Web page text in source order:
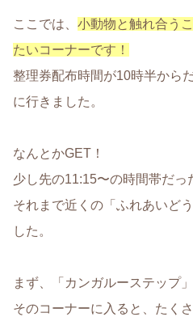
ここでは、 小動物と触れ合う
たいコーナーです！
整理券配布時間が10時半から
に行きました。
なんとかGET！
少し先の11:15〜の時間帯だっ
それまで近くの「ふれあいど
した。
まず、「カンガルーステップ
そのコーナーに入ると、たく